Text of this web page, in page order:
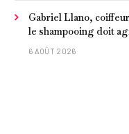
Gabriel Llano,
le shampooing doit
laisser entre 1 et 3
6 AOÛT 2026